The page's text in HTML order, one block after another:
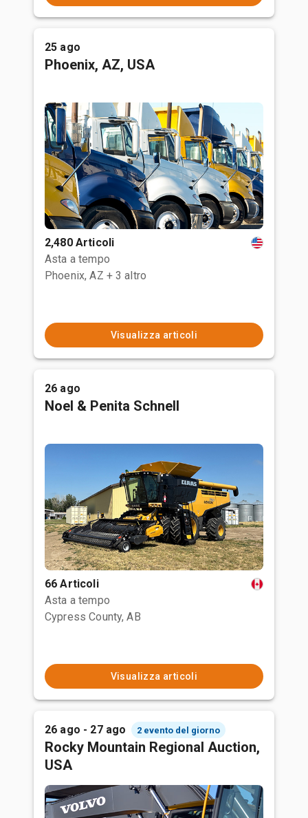
25 ago
Phoenix, AZ, USA
2,480 Articoli
Asta a tempo
Phoenix, AZ + 3 altro
Visualizza articoli
26 ago
Noel & Penita Schnell
66 Articoli
Asta a tempo
Cypress County, AB
Visualizza articoli
26 ago - 27 ago 2 evento del giorno
Rocky Mountain Regional Auction,
USA